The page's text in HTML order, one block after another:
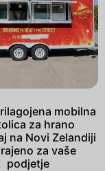
mobilna
za hrano
na Novi Zelandiji
za vaše
podjetje